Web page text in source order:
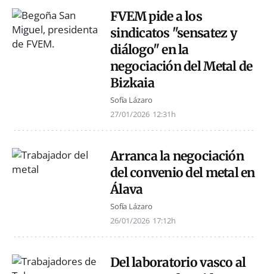
FVEM pide a los
sindicatos "sensatez y
diálogo" en la
negociación del Metal de
Bizkaia
Sofía Lázaro
27/01/2026 12:31h
Arranca la negociación
del convenio del metal en
Álava
Sofía Lázaro
26/01/2026 17:12h
Del laboratorio vasco al